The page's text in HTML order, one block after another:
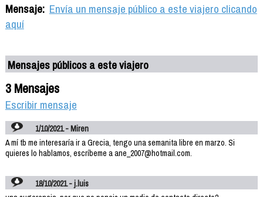
Mensaje: Envía un mensaje público a este viajero clicando
aquí
Mensajes públicos a este viajero
3 Mensajes
Escribir mensaje
1/10/2021 - Miren
A mí tb me interesaría ir a Grecia, tengo una semanita libre en marzo. Si
quieres lo hablamos, escríbeme a ane_2007@hotmail.com.
18/10/2021 - j.luis